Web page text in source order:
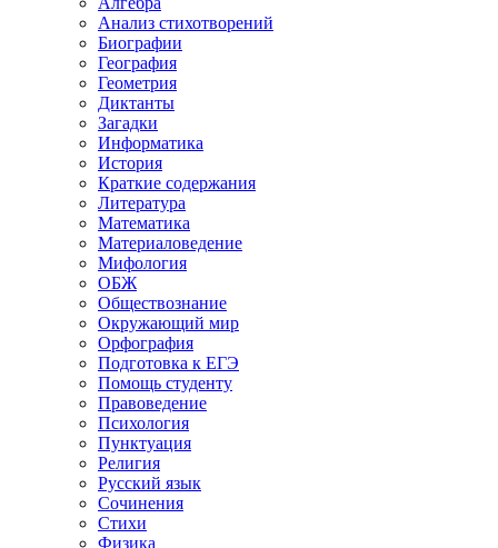
Анализ стихотворений
Биографии
География
Геометрия
Диктанты
Загадки
Информатика
История
Краткие содержания
Литература
Математика
Материаловедение
Мифология
ОБЖ
Обществознание
Окружающий мир
Орфография
Подготовка к ЕГЭ
Помощь студенту
Правоведение
Психология
Пунктуация
Религия
Русский язык
Сочинения
Стихи
Физика